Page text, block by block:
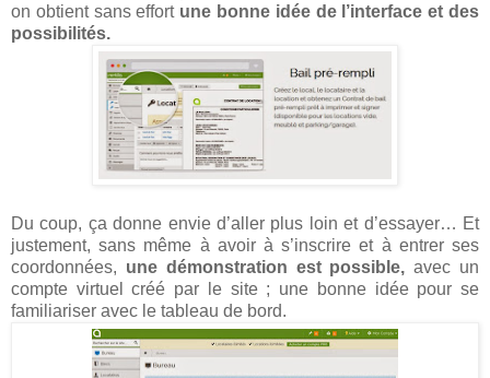
on obtient sans effort une bonne idée de l’interface et des
possibilités.
Du coup, ça donne envie d’aller plus loin et d’essayer… Et
justement, sans même à avoir à s’inscrire et à entrer ses
coordonnées, une démonstration est possible,avec un
compte virtuel créé par le site ; une bonne idée pour se
familiariser avec le tableau de bord.